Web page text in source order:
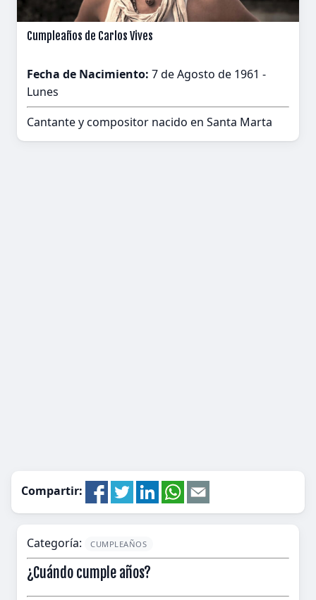
Cumpleaños de Carlos Vives
Fecha de Nacimiento: 7 de Agosto de 1961 -
Lunes
Cantante y compositor nacido en Santa Marta
Compartir:
Categoría: CUMPLEAÑOS
¿Cuándo cumple años?